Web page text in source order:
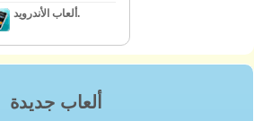
ألعاب الأندرويد.
ألعاب جديدة